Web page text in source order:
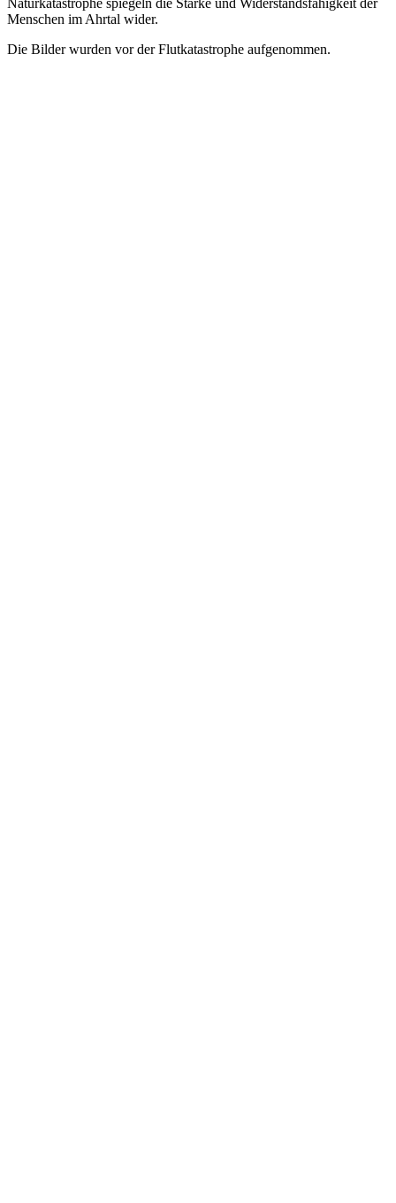
Naturkatastrophe spiegeln die Stärke und Widerstandsfähigkeit der
Menschen im Ahrtal wider.
Die Bilder wurden vor der Flutkatastrophe aufgenommen.